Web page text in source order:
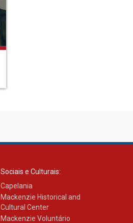
Sociais e Culturais:
Capelania
Mackenzie Historical and
Cultural Center
Mackenzie Voluntário